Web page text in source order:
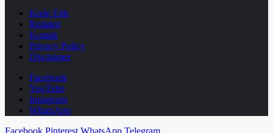
Kode Etik
Redaksi
Kontak
Privacy Policy
Disclaimer
Facebook
YouTube
Instagram
WhatsApp
Facebook Pinterest WhatsApp Telegram